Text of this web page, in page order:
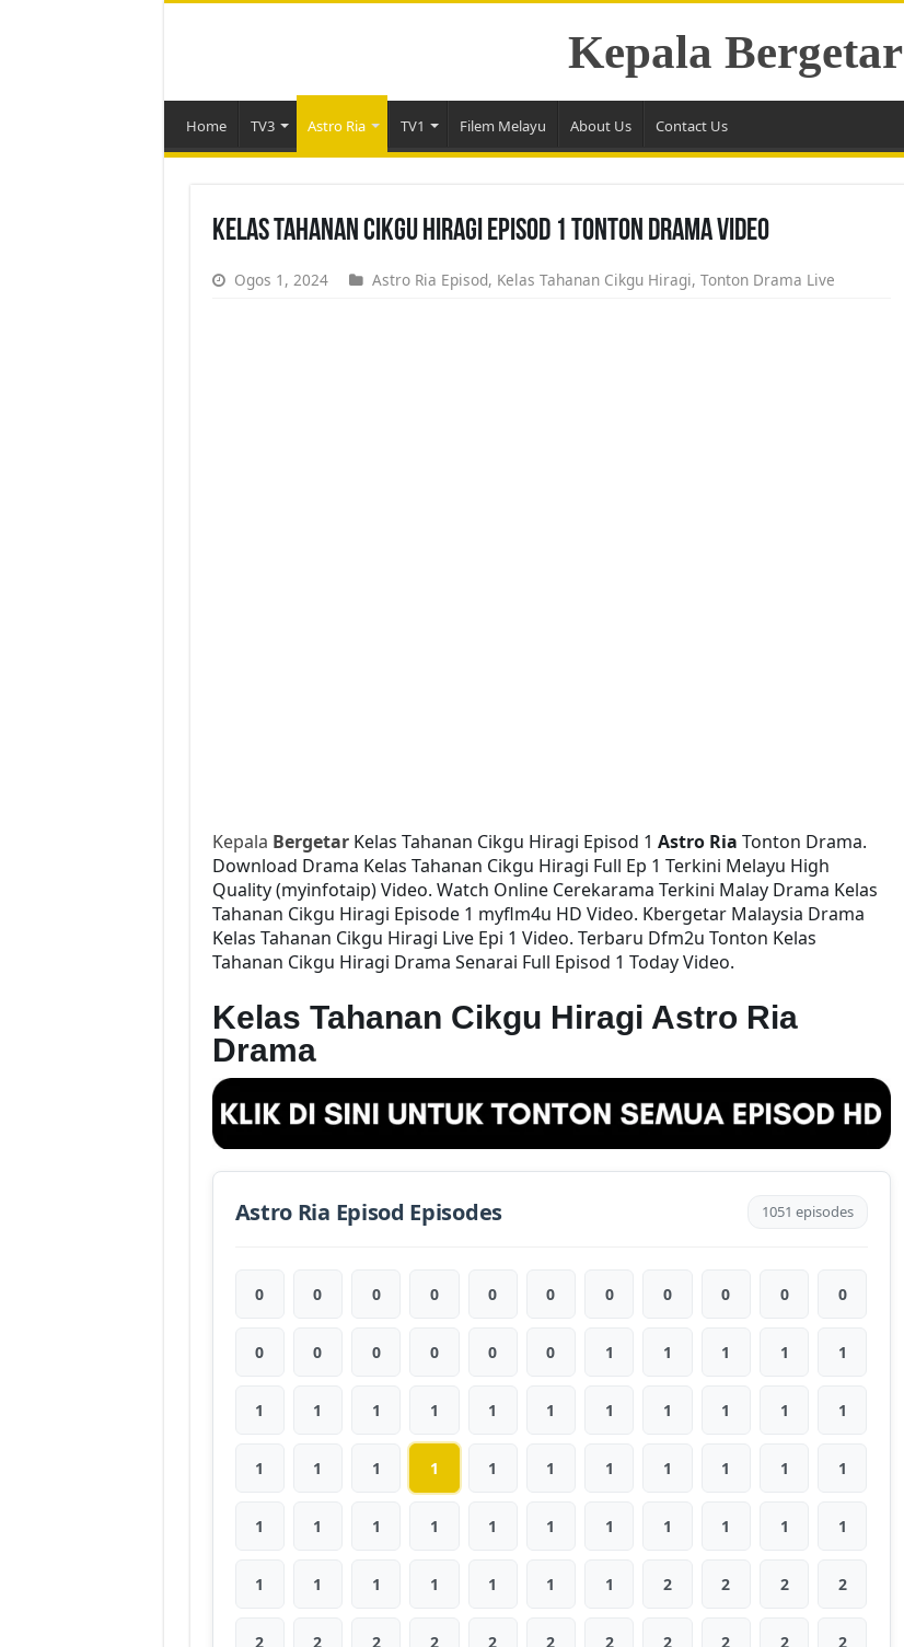
Kepala Bergetar
Home TV3 Astro Ria TV1 Filem Melayu About Us Contact Us
Kelas Tahanan Cikgu Hiragi Episod 1 Tonton Drama Video
Ogos 1, 2024 Astro Ria Episod, Kelas Tahanan Cikgu Hiragi, Tonton Drama Live
Kepala BergetarKelas Tahanan Cikgu Hiragi Episod 1 Astro Ria Tonton Drama.
Download Drama Kelas Tahanan Cikgu Hiragi Full Ep 1 Terkini Melayu High
Quality (myinfotaip) Video. Watch Online Cerekarama Terkini Malay Drama Kelas
Tahanan Cikgu Hiragi Episode 1 myflm4u HD Video. Kbergetar Malaysia Drama
Kelas Tahanan Cikgu Hiragi Live Epi 1 Video. Terbaru Dfm2u Tonton Kelas
Tahanan Cikgu Hiragi Drama Senarai Full Episod 1 Today Video.
Kelas Tahanan Cikgu Hiragi Astro Ria
Drama
Astro Ria Episod Episodes 1051 episodes
0 0 0 0 0 0 0 0 0 0 0
0 0 0 0 0 0 1 1 1 1 1
1 1 1 1 1 1 1 1 1 1 1
1 1 1 1 1 1 1 1 1 1 1
1 1 1 1 1 1 1 1 1 1 1
1 1 1 1 1 1 1 2 2 2 2
2 2 2 2 2 2 2 2 2 2 2